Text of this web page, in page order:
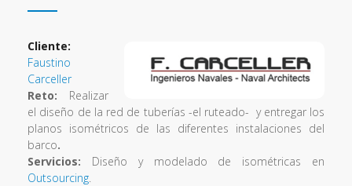
Cliente:
Faustino
Carceller
Reto: Realizar
el diseño de la red de tuberías -el ruteado- y entregar los
planos isométricos de las diferentes instalaciones del
barco.
Servicios: Diseño y modelado de isométricas en
Outsourcing